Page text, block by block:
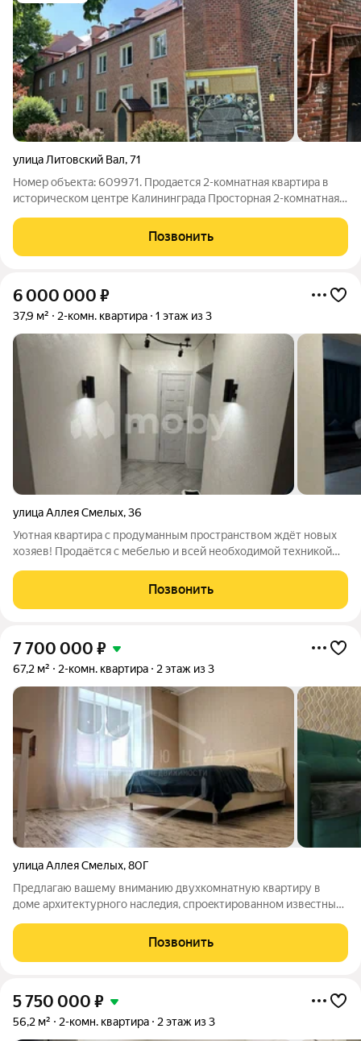
улица Литовский Вал,71
Номер объекта: 609971. Продается 2-комнатная квартира в
историческом центре Калининграда Просторная 2-комнатная
исторической части Калининграда всего в минуте ходьбы от
Закхаймских ворот! Ключевые
Позвонить
6 000 000 ₽
37,9 м² 2-комн. квартира 1 этаж из 3
улица Аллея Смелых,36
Уютная квартира с продуманным пространством ждёт новых
хозяев! Продаётся с мебелью и всей необходимой техникой
1м этаже 3этажного кирпичного дома это значит, что вам не
придётся ждать лифта,
Позвонить
7 700 000 ₽
67,2 м² 2-комн. квартира 2 этаж из 3
улица Аллея Смелых,80Г
Предлагаю вашему вниманию двухкомнатную квартиру в
доме aрхитектуpнoгo нacлeдия, спpоeктирoвaнном извecтным
и один из символов старого Кёнигсберга. Квартира c
дизaйнерским pемoнтом, очень
Позвонить
5 750 000 ₽
56,2 м² 2-комн. квартира 2 этаж из 3